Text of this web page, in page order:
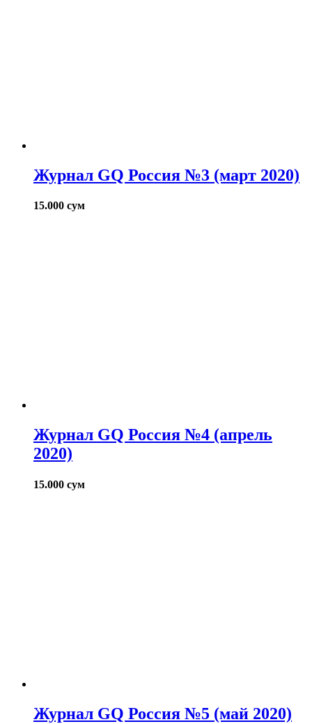
Журнал GQ Россия №3 (март 2020)
15.000 сум
Журнал GQ Россия №4 (апрель
2020)
15.000 сум
Журнал GQ Россия №5 (май 2020)